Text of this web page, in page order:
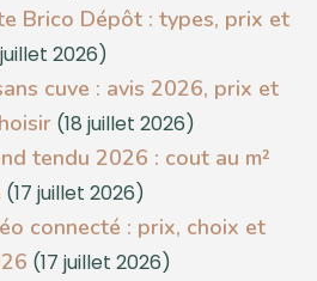
Brico Dépôt : types, prix et
2026)
cuve : avis 2026, prix et
(18 juillet 2026)
tendu 2026 : cout au m²
(17 juillet 2026)
connecté : prix, choix et
(17 juillet 2026)